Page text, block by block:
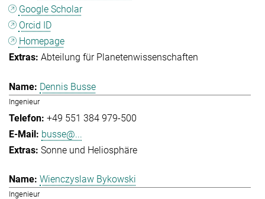
Google Scholar
Orcid ID
Homepage
Abteilung für Planetenwissenschaften
Dennis Busse
Ingenieur
+49 551 384 979-500
busse@...
Sonne und Heliosphäre
Wienczyslaw Bykowski
Ingenieur